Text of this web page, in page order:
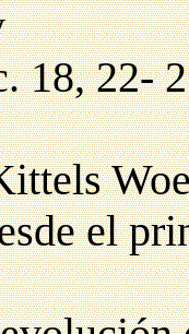
18, 22-
el